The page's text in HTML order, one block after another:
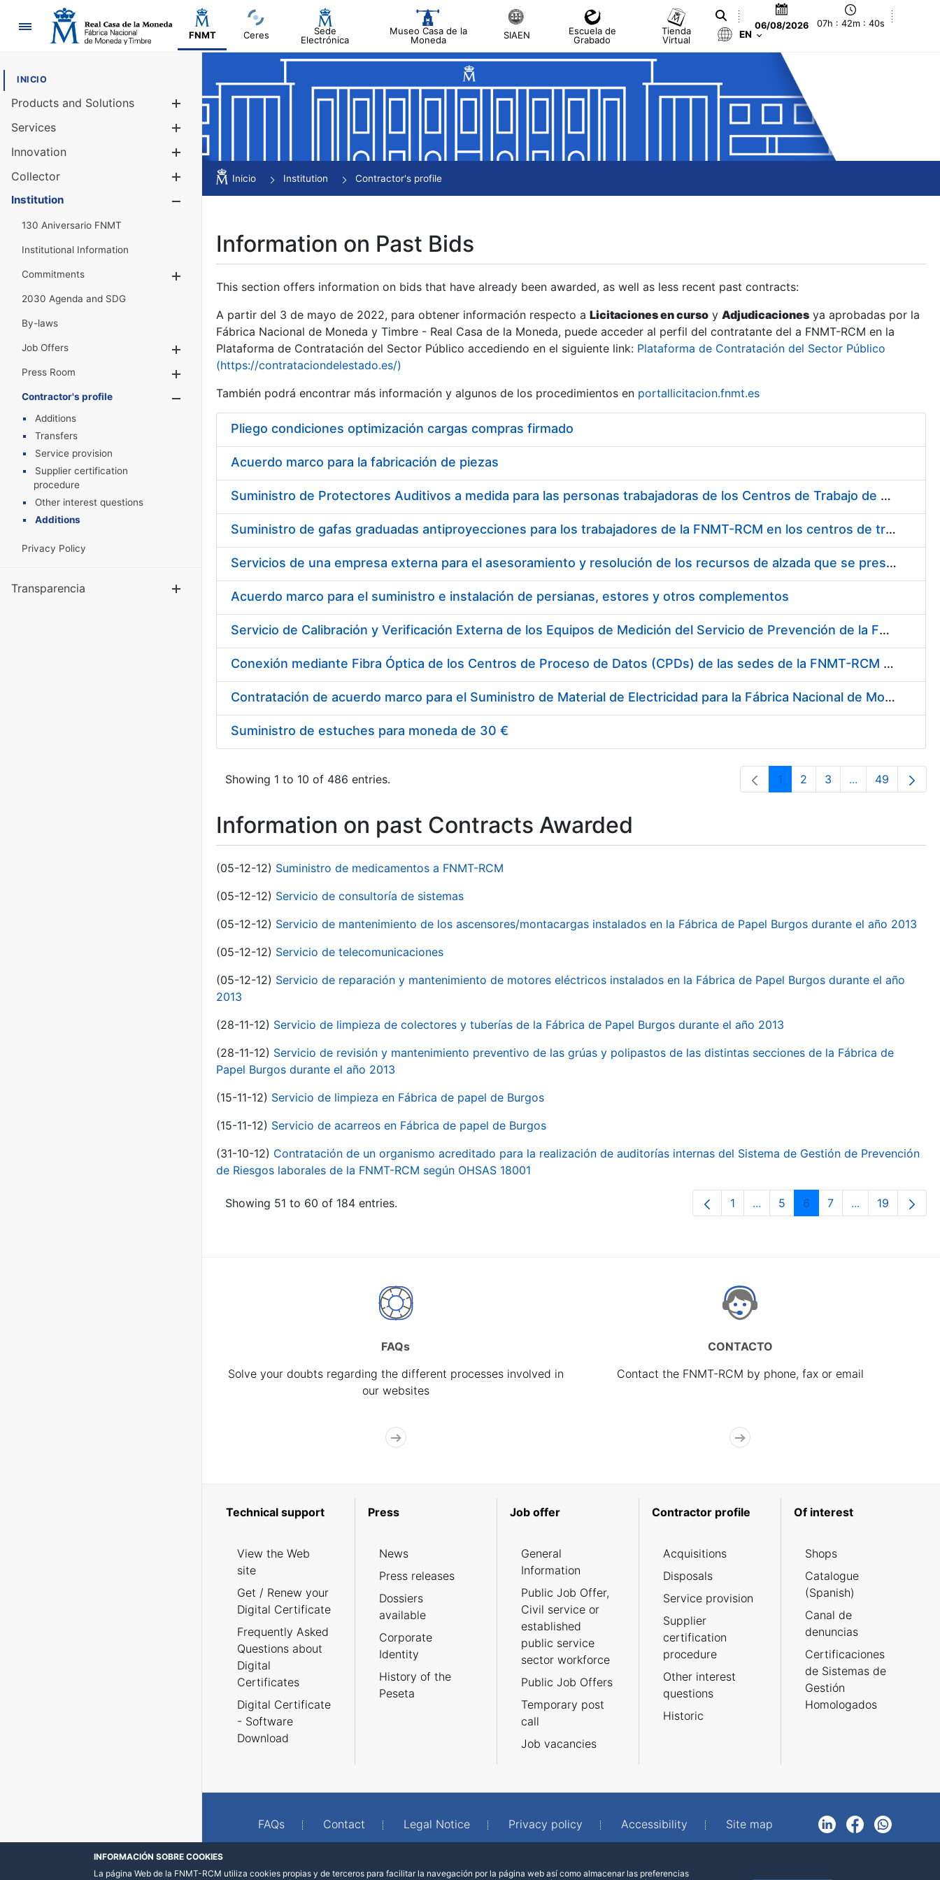
Navigation
FNMT Ceres
Sede
Electrónica
Museo Casa de la
Moneda
SIAEN
Escuela de
Grabado
Tienda
Virtual
06/08/2026 07h : 42m : 41s
EN
INICIO
Products and Solutions
Services
Innovation
Collector
Show/Hide
Institution
130 Aniversario FNMT
Institutional Information
Commitments
2030 Agenda and SDG
By-laws
Job Offers
Show/Hide
Press Room
Show/Hide
Contractor's profile
Show/Hide
Additions
Transfers
Service provision
Supplier certification
procedure
Other interest questions
Additions
Privacy Policy
Transparencia Show/Hide
Inicio Institution Contractor's profile
Information on Past Bids
This section offers information on bids that have already been awarded, as well as less recent past contracts:
A partir del 3 de mayo de 2022, para obtener información respecto a Licitaciones en curso y Adjudicaciones ya aprobadas por la
Fábrica Nacional de Moneda y Timbre - Real Casa de la Moneda, puede acceder al perfil del contratante del a FNMT-RCM en la
Plataforma de Contratación del Sector Público accediendo en el siguiente link: Plataforma de Contratación del Sector Público
(https://contrataciondelestado.es/)
También podrá encontrar más información y algunos de los procedimientos en portallicitacion.fnmt.es
Pliego condiciones optimización cargas compras firmado
Acuerdo marco para la fabricación de piezas
Suministro de Protectores Auditivos a medida para las personas trabajadoras de los Centros de Trabajo de Madrid y Burgos
Suministro de gafas graduadas antiproyecciones para los trabajadores de la FNMT-RCM en los centros de trabajo de Madrid y Burgos
Servicios de una empresa externa para el asesoramiento y resolución de los recursos de alzada que se presentan relacionados con procesos de selección para la FNMT-RCM
Acuerdo marco para el suministro e instalación de persianas, estores y otros complementos
Servicio de Calibración y Verificación Externa de los Equipos de Medición del Servicio de Prevención de la FNMT-RCM
Conexión mediante Fibra Óptica de los Centros de Proceso de Datos (CPDs) de las sedes de la FNMT-RCM de Burgos y Madrid
Contratación de acuerdo marco para el Suministro de Material de Electricidad para la Fábrica Nacional de Moneda y Timbre-Real Casa de la Moneda en su centro de trabajo de Burgos
Suministro de estuches para moneda de 30 €
Showing 1 to 10 of 486 entries. Page
1 Page
2 Page
3 ...Intermediate
Page
49
Information on past Contracts Awarded
(05-12-12) Suministro de medicamentos a FNMT-RCM
(05-12-12) Servicio de consultoría de sistemas
(05-12-12) Servicio de mantenimiento de los ascensores/montacargas instalados en la Fábrica de Papel Burgos durante el año 2013
(05-12-12) Servicio de telecomunicaciones
(05-12-12) Servicio de reparación y mantenimiento de motores eléctricos instalados en la Fábrica de Papel Burgos durante el año
2013
(28-11-12) Servicio de limpieza de colectores y tuberías de la Fábrica de Papel Burgos durante el año 2013
(28-11-12) Servicio de revisión y mantenimiento preventivo de las grúas y polipastos de las distintas secciones de la Fábrica de
Papel Burgos durante el año 2013
(15-11-12) Servicio de limpieza en Fábrica de papel de Burgos
(15-11-12) Servicio de acarreos en Fábrica de papel de Burgos
(31-10-12) Contratación de un organismo acreditado para la realización de auditorías internas del Sistema de Gestión de Prevención
de Riesgos laborales de la FNMT-RCM según OHSAS 18001
Showing 51 to 60 of 184 entries. Page
1 ...Intermediate Pages Use TAB to
Page
5 Page
6 Page
7 ...Intermediate
Page
19
FAQs
Solve your doubts regarding the different processes involved in
our websites
CONTACTO
Contact the FNMT-RCM by phone, fax or email
Technical support
View the Web
site
Get / Renew your
Digital Certificate
Frequently Asked
Questions about
Digital
Certificates
Digital Certificate
- Software
Download
Press
News
Press releases
Dossiers
available
Corporate
Identity
History of the
Peseta
Job offer
General
Information
Public Job Offer,
Civil service or
established
public service
sector workforce
Public Job Offers
Temporary post
call
Job vacancies
Contractor profile
Acquisitions
Disposals
Service provision
Supplier
certification
procedure
Other interest
questions
Historic
Of interest
Shops
Catalogue
(Spanish)
Canal de
denuncias
Certificaciones
de Sistemas de
Gestión
Homologados
FAQs Contact Legal Notice Privacy policy Accessibility Site map
LinkedInFacebookWhatsApp
INFORMACIÓN SOBRE COOKIES
La página Web de la FNMT-RCM utiliza cookies propias y de terceros para facilitar la navegación por la página web así como almacenar las preferencias